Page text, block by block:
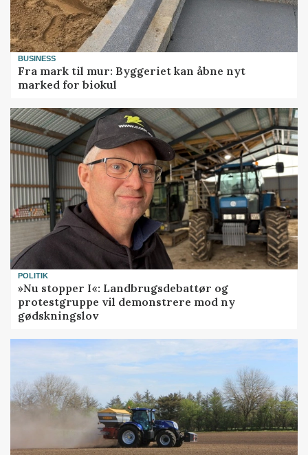
BUSINESS
Fra mark til mur: Byggeriet kan åbne nyt
marked for biokul
POLITIK
»Nu stopper I«: Landbrugsdebattør og
protestgruppe vil demonstrere mod ny
gødskningslov